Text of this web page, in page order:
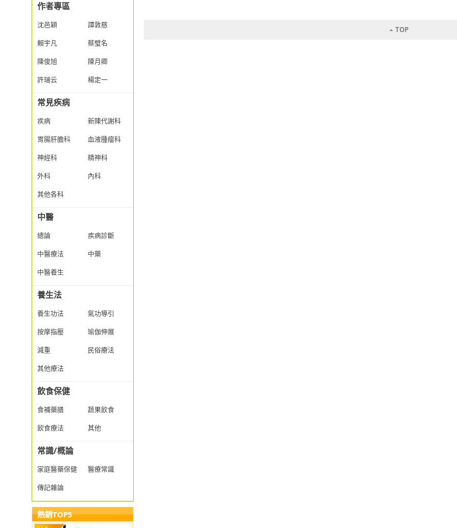
作者專區
沈邑穎
譚敦慈
賴宇凡
蔡璧名
陳俊旭
陳月卿
許瑞云
楊定一
常見疾病
疾病
新陳代謝科
胃腸肝膽科
血液腫瘤科
神經科
精神科
外科
內科
其他各科
中醫
總論
疾病診斷
中醫療法
中藥
中醫養生
養生法
養生功法
氣功導引
按摩指壓
瑜伽伸展
減重
民俗療法
其他療法
飲食保健
食補藥膳
蔬果飲食
飲食療法
其他
常識/概論
家庭醫藥保健
醫療常識
傳記雜論
熱銷TOP5
TOP